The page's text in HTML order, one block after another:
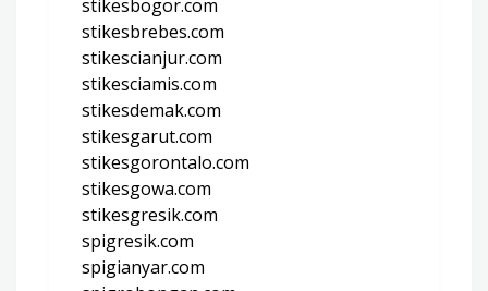
stikesbogor.com
stikesbrebes.com
stikescianjur.com
stikesciamis.com
stikesdemak.com
stikesgarut.com
stikesgorontalo.com
stikesgowa.com
stikesgresik.com
spigresik.com
spigianyar.com